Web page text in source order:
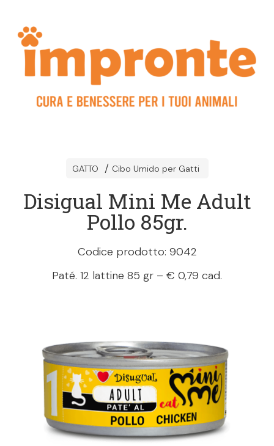
GATTO Cibo Umido per Gatti
Disigual Mini Me Adult
Pollo 85gr.
Codice prodotto: 9042
Paté. 12 lattine 85 gr – € 0,79 cad.